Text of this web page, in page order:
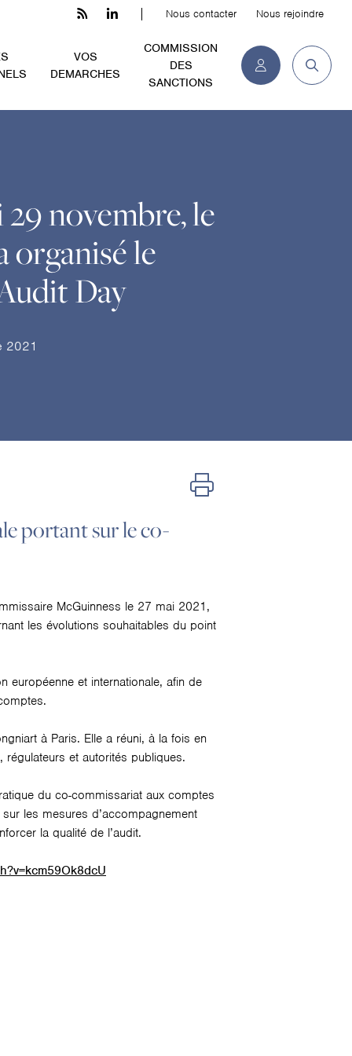
Nous contacter Nous rejoindre
VOS
DEMARCHES
COMMISSION
DES
SANCTIONS
novembre, le
organisé le
Day
2021
portant sur le co-
McGuinness le 27 mai 2021,
les évolutions souhaitables du point
européenne et internationale, afin de
à Paris. Elle a réuni, à la fois en
et autorités publiques.
du co-commissariat aux comptes
les mesures d’accompagnement
la qualité de l’audit.